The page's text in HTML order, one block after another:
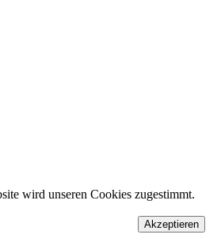
wird unseren Cookies zugestimmt.
Akzeptieren